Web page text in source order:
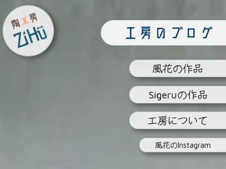
陶工房
ZiHu 工房のブログ
風花の作品
Sigeruの作品
工房について
風花のInstagram